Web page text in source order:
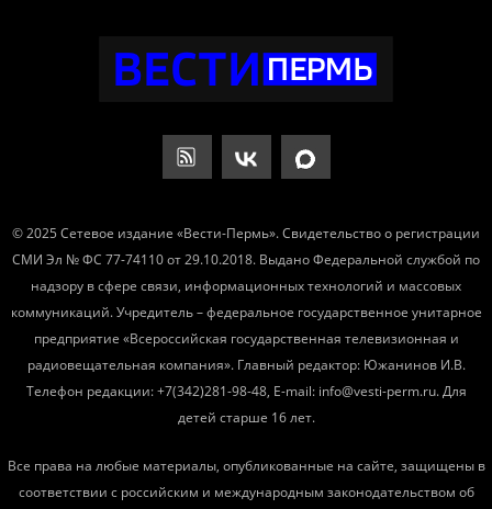
© 2025 Сетевое издание «Вести-Пермь». Свидетельство о регистрации
СМИ Эл № ФС 77-74110 от 29.10.2018. Выдано Федеральной службой по
надзору в сфере связи, информационных технологий и массовых
коммуникаций. Учредитель – федеральное государственное унитарное
предприятие «Всероссийская государственная телевизионная и
радиовещательная компания». Главный редактор: Южанинов И.В.
Телефон редакции: +7(342)281-98-48, E-mail: info@vesti-perm.ru. Для
детей старше 16 лет.
Все права на любые материалы, опубликованные на сайте, защищены в
соответствии с российским и международным законодательством об